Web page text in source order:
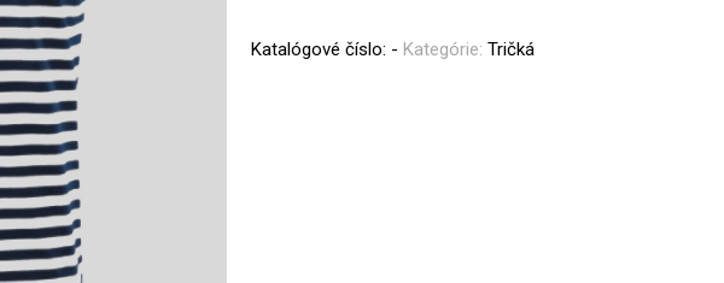
Katalógové číslo: - Kategórie:Tričká